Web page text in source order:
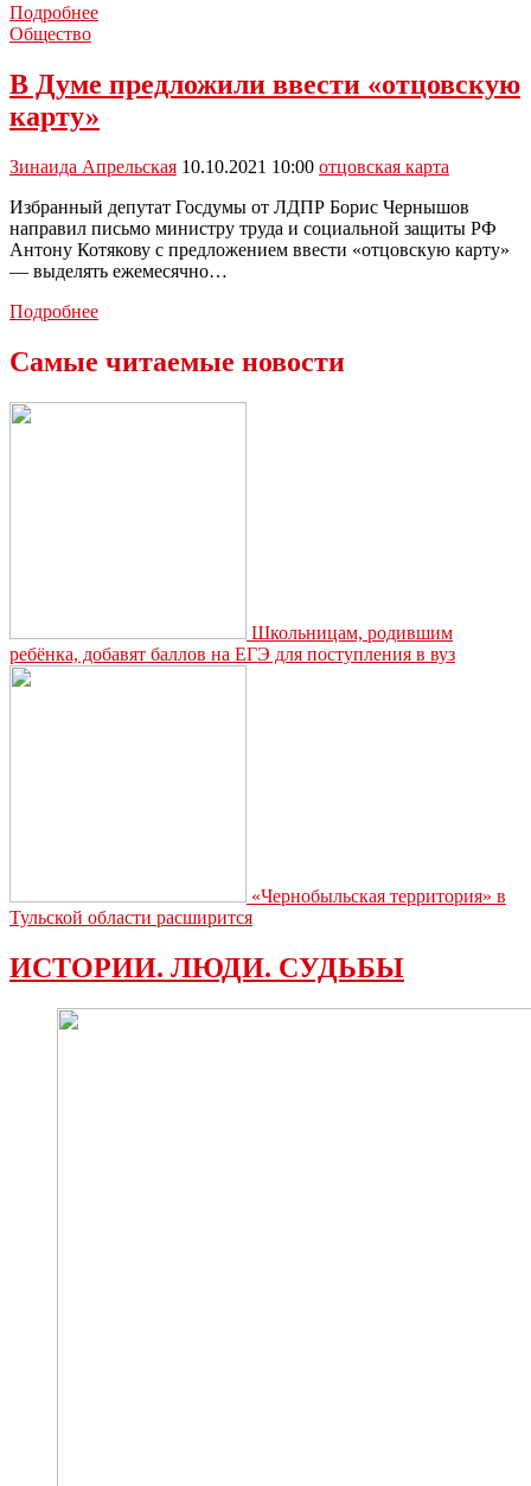
ПодробнееВ
«Отцовскую
карту»
Общество
В Думе предложили ввести «отцовскую
карту»
Зинаида Апрельская 10.10.2021 10:00 отцовская карта
Избранный депутат Госдумы от ЛДПР Борис Чернышов
направил письмо министру труда и социальной защиты РФ
Антону Котякову с предложением ввести «отцовскую карту»
— выделять ежемесячно…
ПодробнееВ
ввести
Самые читаемые новости
Школьницам, родившим
ребёнка, добавят баллов на ЕГЭ для поступления в вуз
«Чернобыльская территория» в
Тульской области расширится
ИСТОРИИ. ЛЮДИ. СУДЬБЫ